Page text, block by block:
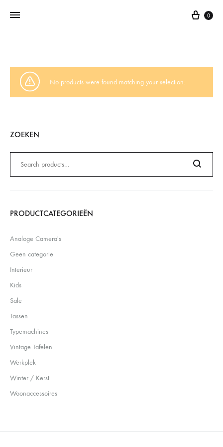
Online
Vintage
Webshop
0
No products were found matching your selection.
ZOEKEN
naar:
Search
PRODUCTCATEGORIEËN
Analoge Camera's
Geen categorie
Interieur
Kids
Sale
Tassen
Typemachines
Vintage Tafelen
Werkplek
Winter / Kerst
Woonaccessoires